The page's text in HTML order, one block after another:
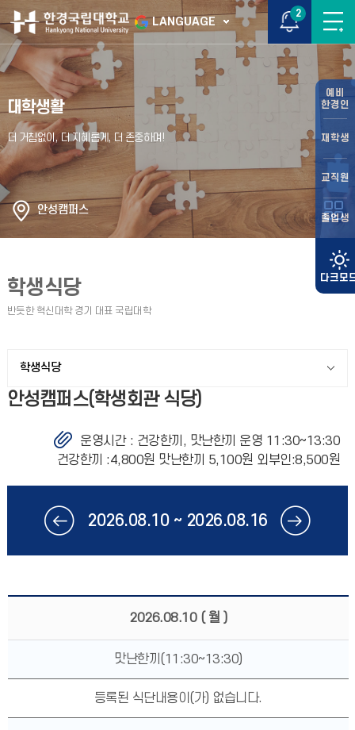
LANGUAGE
2
예비
한경인
재학생
교직원
졸업생
대학생활
안성캠퍼스
학생식당
학생식당
안성캠퍼스(학생회관 식당)
운영시간 : 건강한끼, 맛난한끼 운영 11:30~13:30
건강한끼 :4,800원 맛난한끼 5,100원 외부인:8,500원
2026.08.10 ~ 2026.08.16
2026.08.10 ( 월 )
맛난한끼(11:30~13:30)
등록된 식단내용이(가) 없습니다.